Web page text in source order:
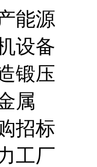
能源
设备
锻压
属
招标
工厂